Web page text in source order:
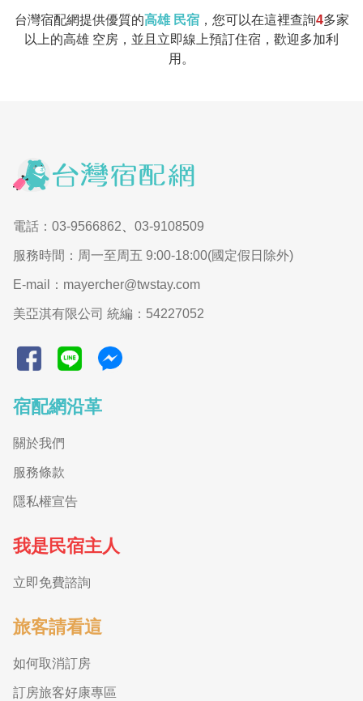
台灣宿配網提供優質的高雄 民宿，您可以在這裡查詢4多家
以上的高雄 空房，並且立即線上預訂住宿，歡迎多加利
用。
電話：03-9566862 03-9108509
服務時間：周一至周五 9:00-18:00(國定假日除外)
E-mail：mayercher@twstay.com
美亞淇有限公司 統編：54227052
宿配網沿革
關於我們
服務條款
隱私權宣告
我是民宿主人
立即免費諮詢
旅客請看這
如何取消訂房
訂房旅客好康專區